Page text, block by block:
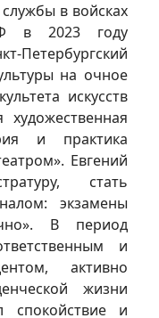
в войсках
в 2023 году
на очное
искусств
и практика
Евгений
стать
экзамены
В период
и
активно
жизни
спокойствие и